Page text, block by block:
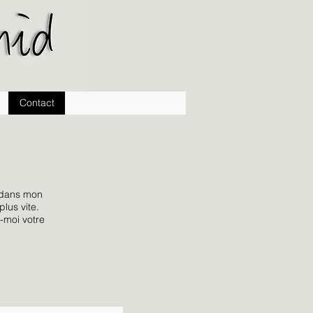
Contact
mon
vite.
votre